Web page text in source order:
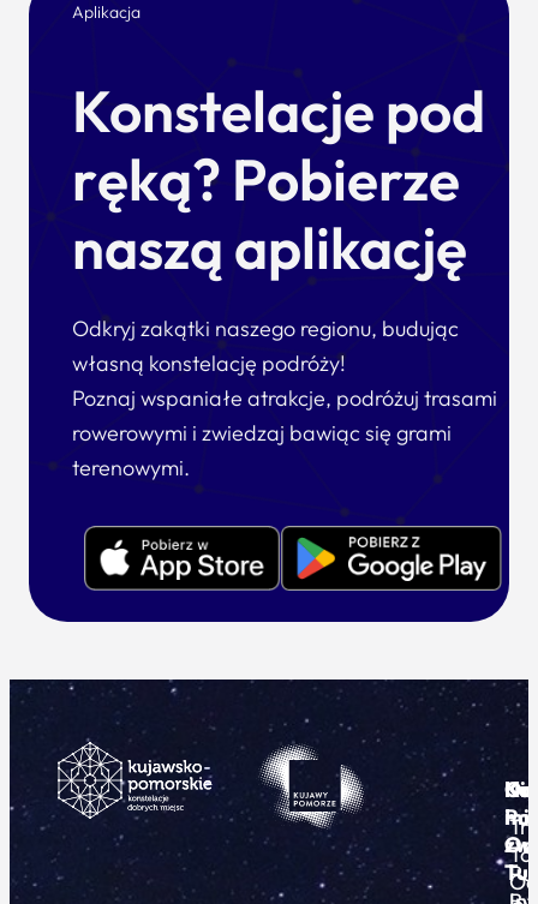
Aplikacja
Konstelacje pod
ręką? Pobierze
naszą aplikację
Odkryj zakątki naszego regionu, budując
własną konstelację podróży!
Poznaj wspaniałe atrakcje, podróżuj trasami
rowerowymi i zwiedzaj bawiąc się grami
terenowymi.
i